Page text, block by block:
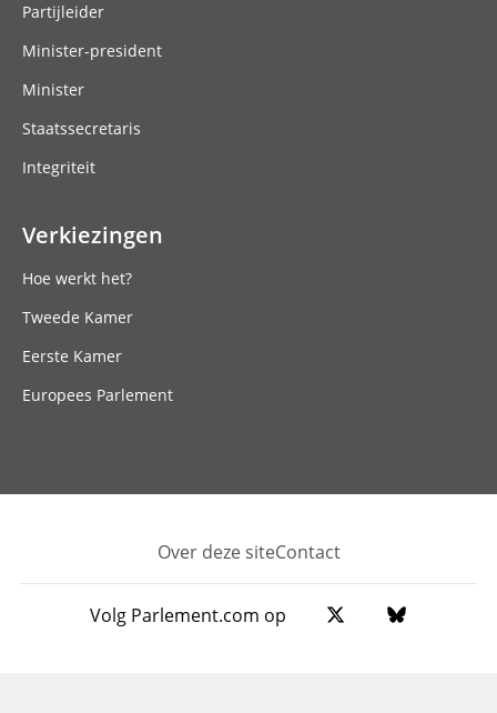
Partijleider
Minister-president
Minister
Staatssecretaris
Integriteit
Verkiezingen
Hoe werkt het?
Tweede Kamer
Eerste Kamer
Europees Parlement
Footer
Over deze siteContact
Volg Parlement.com op